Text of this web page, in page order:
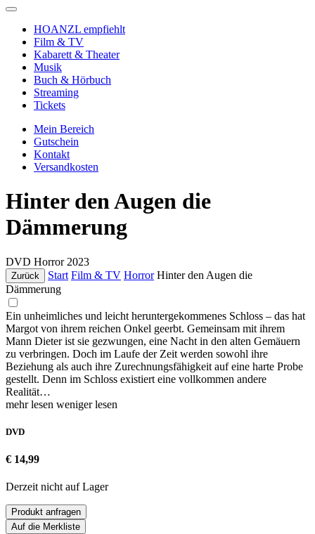
HOANZL empfiehlt
Film & TV
Kabarett & Theater
Musik
Buch & Hörbuch
Streaming
Tickets
Mein Bereich
Gutschein
Kontakt
Versandkosten
Hinter den Augen die
Dämmerung
DVD Horror 2023
Zurück Start Film & TV Horror Hinter den Augen die
Dämmerung
Ein unheimliches und leicht heruntergekommenes Schloss – das hat
Margot von ihrem reichen Onkel geerbt. Gemeinsam mit ihrem
Mann Dieter ist sie gezwungen, eine Nacht in den alten Gemäuern
zu verbringen. Doch im Laufe der Zeit werden sowohl ihre
Beziehung als auch ihre Zurechnungsfähigkeit auf eine harte Probe
gestellt. Denn im Schloss existiert eine vollkommen andere
Realität…
mehr lesen weniger lesen
DVD
€ 14,99
Derzeit nicht auf Lager
Produkt anfragen
Auf die Merkliste